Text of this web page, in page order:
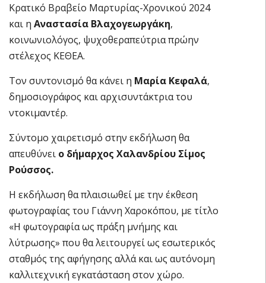
Κρατικό Βραβείο Μαρτυρίας-Χρονικού 2024
και η Αναστασία Βλαχογεωργάκη,
κοινωνιολόγος, ψυχοθεραπεύτρια πρώην
στέλεχος ΚΕΘΕΑ.
Τον συντονισμό θα κάνει η Μαρία Κεφαλά,
δημοσιογράφος και αρχισυντάκτρια του
ντοκιμαντέρ.
Σύντομο χαιρετισμό στην εκδήλωση θα
απευθύνει ο δήμαρχος Χαλανδρίου Σίμος
Ρούσσος.
Η εκδήλωση θα πλαισιωθεί με την έκθεση
φωτογραφίας του Γιάννη Χαροκόπου, με τίτλο
«Η φωτογραφία ως πράξη μνήμης και
λύτρωσης» που θα λειτουργεί ως εσωτερικός
σταθμός της αφήγησης αλλά και ως αυτόνομη
καλλιτεχνική εγκατάσταση στον χώρο.